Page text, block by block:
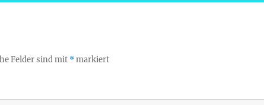
Felder sind mit *markiert